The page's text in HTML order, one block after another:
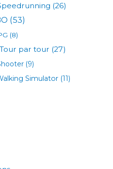
(26)
(53)
(8)
Tour par tour (27)
(9)
Simulator (11)